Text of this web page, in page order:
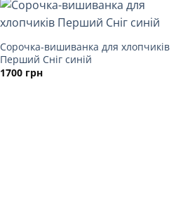
Сорочка-вишиванка для хлопчиків
Перший Сніг синій
1700 грн